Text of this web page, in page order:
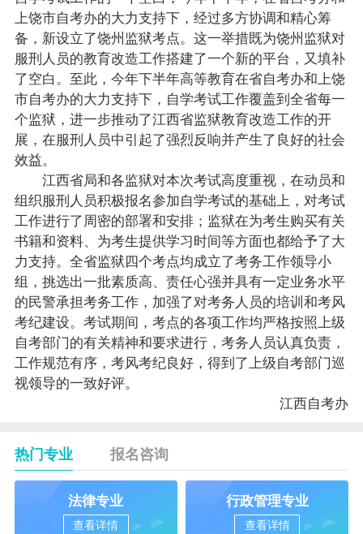
上饶市自考办的大力支持下，经过多方协调和精心筹
备，新设立了饶州监狱考点。这一举措既为饶州监狱对
服刑人员的教育改造工作搭建了一个新的平台，又填补
了空白。至此，今年下半年高等教育在省自考办和上饶
市自考办的大力支持下，自学考试工作覆盖到全省每一
个监狱，进一步推动了江西省监狱教育改造工作的开
展，在服刑人员中引起了强烈反响并产生了良好的社会
效益。
江西省局和各监狱对本次考试高度重视，在动员和
组织服刑人员积极报名参加自学考试的基础上，对考试
工作进行了周密的部署和安排；监狱在为考生购买有关
书籍和资料、为考生提供学习时间等方面也都给予了大
力支持。全省监狱四个考点均成立了考务工作领导小
组，挑选出一批素质高、责任心强并具有一定业务水平
的民警承担考务工作，加强了对考务人员的培训和考风
考纪建设。考试期间，考点的各项工作均严格按照上级
自考部门的有关精神和要求进行，考务人员认真负责，
工作规范有序，考风考纪良好，得到了上级自考部门巡
视领导的一致好评。
江西自考办
热门专业 报名咨询
法律专业
查看详情
行政管理专业
查看详情